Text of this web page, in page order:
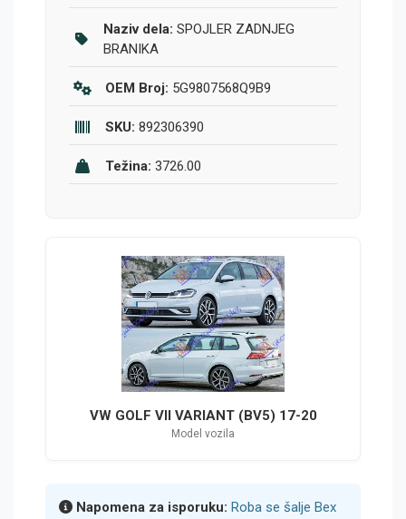
Naziv dela: SPOJLER ZADNJEG
BRANIKA
OEM Broj: 5G9807568Q9B9
SKU: 892306390
Težina: 3726.00
VW GOLF VII VARIANT (BV5) 17-20
Model vozila
Napomena za isporuku: Roba se šalje Bex